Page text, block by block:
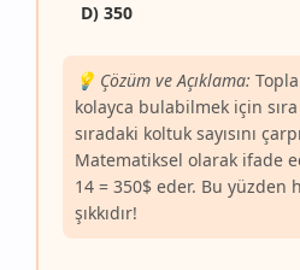
D) 350
💡 Çözüm ve Açıklama:
kolayca bulabilmek için sıra
sıradaki koltuk sayısını
Matematiksel olarak ifade
14 = 350$ eder. Bu yüzden
şıkkıdır!